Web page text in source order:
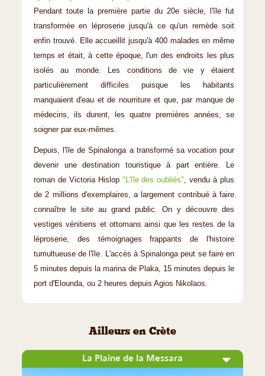
Pendant toute la première partie du 20e siècle, l'île fut
transformée en léproserie jusqu'à ce qu'un remède soit
enfin trouvé. Elle accueillit jusqu'à 400 malades en même
temps et était, à cette époque, l'un des endroits les plus
isolés au monde. Les conditions de vie y étaient
particulièrement difficiles puisque les habitants
manquaient d'eau et de nourriture et que, par manque de
médecins, ils durent, les quatre premières années, se
soigner par eux-mêmes.
Depuis, l'île de Spinalonga a transformé sa vocation pour
devenir une destination touristique à part entière. Le
roman de Victoria Hislop "L'île des oubliés" , vendu à plus
de 2 millions d'exemplaires, a largement contribué à faire
connaître le site au grand public. On y découvre des
vestiges vénitiens et ottomans ainsi que les restes de la
léproserie, des témoignages frappants de l'histoire
tumultueuse de l'île. L'accès à Spinalonga peut se faire en
5 minutes depuis la marina de Plaka, 15 minutes depuis le
port d'Elounda, ou 2 heures depuis Agios Nikolaos.
Ailleurs en Crète
La Plaine de la Messara